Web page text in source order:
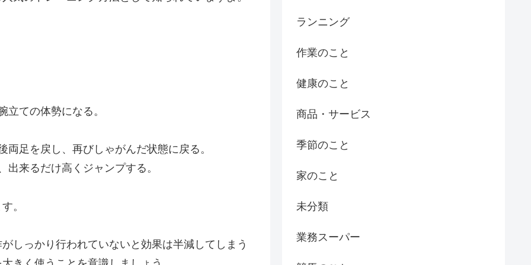
ての体勢になる。
足を戻し、再びしゃがんだ状態に戻る。
来るだけ高くジャンプする。
。
しっかり行われていないと効果は半減してしまう
ランニング
作業のこと
健康のこと
商品・サービス
季節のこと
家のこと
未分類
業務スーパー